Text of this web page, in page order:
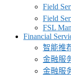
Field
Field
FSL
Financial
智能推
金融服
金融服